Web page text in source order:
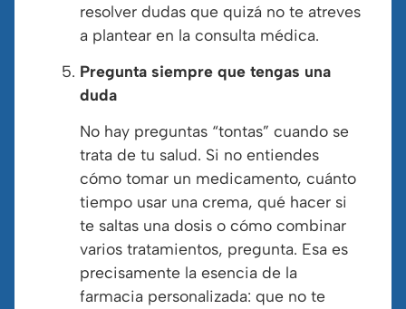
resolver dudas que quizá no te atreves
a plantear en la consulta médica.
Pregunta siempre que tengas una
duda
No hay preguntas “tontas” cuando se
trata de tu salud. Si no entiendes
cómo tomar un medicamento, cuánto
tiempo usar una crema, qué hacer si
te saltas una dosis o cómo combinar
varios tratamientos, pregunta. Esa es
precisamente la esencia de la
farmacia personalizada: que no te